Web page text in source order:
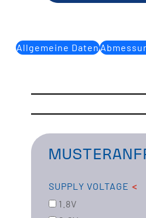
Allgemeine Daten